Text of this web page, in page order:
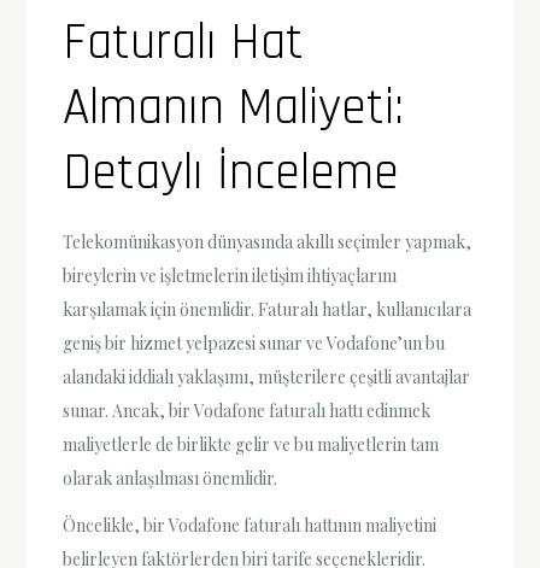
Faturalı Hat
Almanın Maliyeti:
Detaylı İnceleme
Telekomünikasyon dünyasında akıllı seçimler yapmak,
bireylerin ve işletmelerin iletişim ihtiyaçlarını
karşılamak için önemlidir. Faturalı hatlar, kullanıcılara
geniş bir hizmet yelpazesi sunar ve Vodafone’un bu
alandaki iddialı yaklaşımı, müşterilere çeşitli avantajlar
sunar. Ancak, bir Vodafone faturalı hattı edinmek
maliyetlerle de birlikte gelir ve bu maliyetlerin tam
olarak anlaşılması önemlidir.
Öncelikle, bir Vodafone faturalı hattının maliyetini
belirleyen faktörlerden biri tarife seçenekleridir.